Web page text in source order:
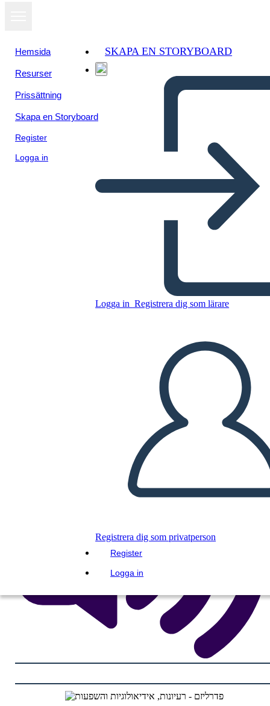
Hemsida
Resurser
Prissättning
Skapa en Storyboard
Register
Logga in
SKAPA EN STORYBOARD
Logga in Registrera dig som lärare
Registrera dig som privatperson
Register
Logga in
פדרליזם - רעיונות, אידיאולוגיות
והשפעות
Kopiera denna storyboard
SKAPA EN STORYBOARD
SPELA UPP BILDSPEL
LÄS FÖR MIG